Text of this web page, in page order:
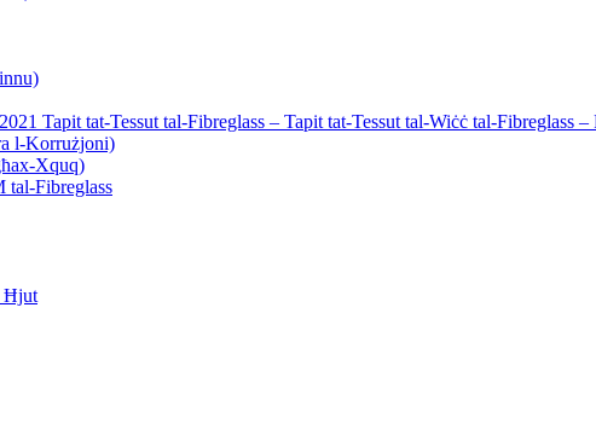
Tapit tat-Tessut tal-Fibreglass – Tapit tat-Tessut tal-Wiċċ tal-Fibreglass –
l-Korrużjoni)
Xquq)
tal-Fibreglass
Ħjut